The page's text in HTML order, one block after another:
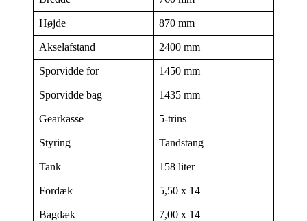
Højde 870 mm
Akselafstand 2400 mm
Sporvidde for 1450 mm
Sporvidde bag 1435 mm
Gearkasse 5-trins
Styring Tandstang
Tank 158 liter
Fordæk 5,50 x 14
Bagdæk 7,00 x 14